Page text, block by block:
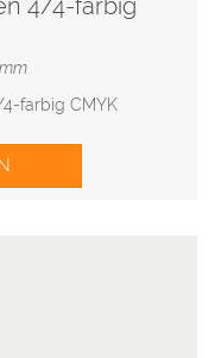
4/4-farbig
farbig CMYK